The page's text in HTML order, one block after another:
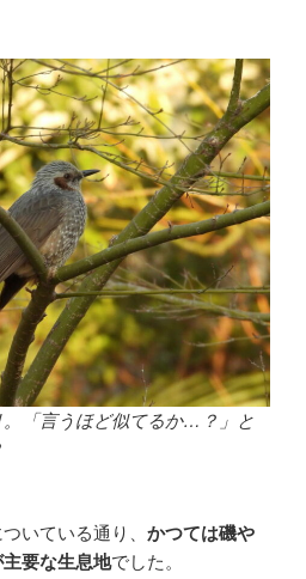
。「言うほど似てるか…？」と
いている通り、 かつては磯や
要な生息地でした。